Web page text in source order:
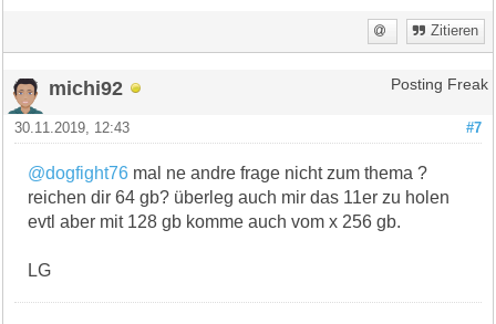
Zitieren
michi92 Posting Freak
#7
30.11.2019, 12:43
@dogfight76 mal ne andre frage nicht zum thema ?
reichen dir 64 gb? überleg auch mir das 11er zu holen
evtl aber mit 128 gb komme auch vom x 256 gb.
LG